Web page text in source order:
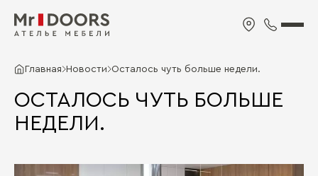
Главная Новости Осталось чуть больше недели.
ОСТАЛОСЬ ЧУТЬ БОЛЬШЕ
НЕДЕЛИ.